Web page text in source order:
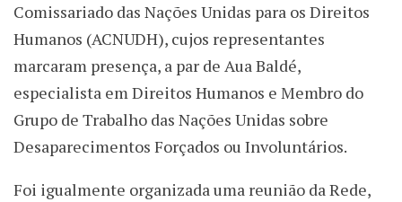
Comissariado das Nações Unidas para os Direitos
Humanos (ACNUDH), cujos representantes
marcaram presença, a par de Aua Baldé,
especialista em Direitos Humanos e Membro do
Grupo de Trabalho das Nações Unidas sobre
Desaparecimentos Forçados ou Involuntários.
Foi igualmente organizada uma reunião da Rede,